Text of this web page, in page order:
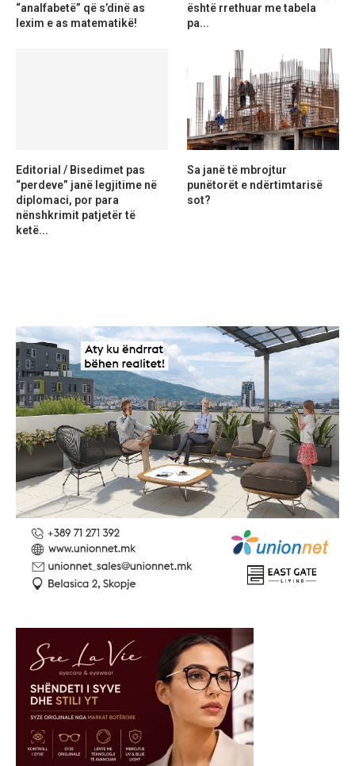
“analfabetë” që s’dinë as
lexim e as matematikë!
është rrethuar me tabela
pa...
Editorial / Bisedimet pas
“perdeve” janë legjitime në
diplomaci, por para
nënshkrimit patjetër të
ketë...
Sa janë të mbrojtur
punëtorët e ndërtimtarisë
sot?